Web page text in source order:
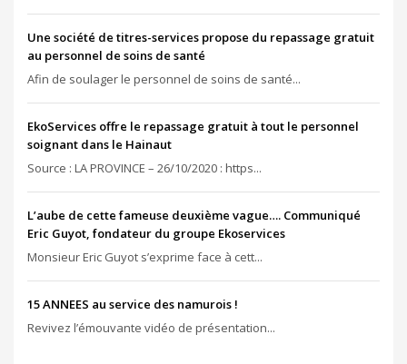
Une société de titres-services propose du repassage gratuit
au personnel de soins de santé
Afin de soulager le personnel de soins de santé...
EkoServices offre le repassage gratuit à tout le personnel
soignant dans le Hainaut
Source : LA PROVINCE – 26/10/2020 : https...
L’aube de cette fameuse deuxième vague…. Communiqué
Eric Guyot, fondateur du groupe Ekoservices
Monsieur Eric Guyot s’exprime face à cett...
15 ANNEES au service des namurois !
Revivez l’émouvante vidéo de présentation...